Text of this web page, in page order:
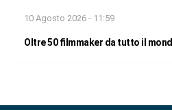
10 Agosto 2026 - 11:59
Oltre 50 filmmaker da tutto il